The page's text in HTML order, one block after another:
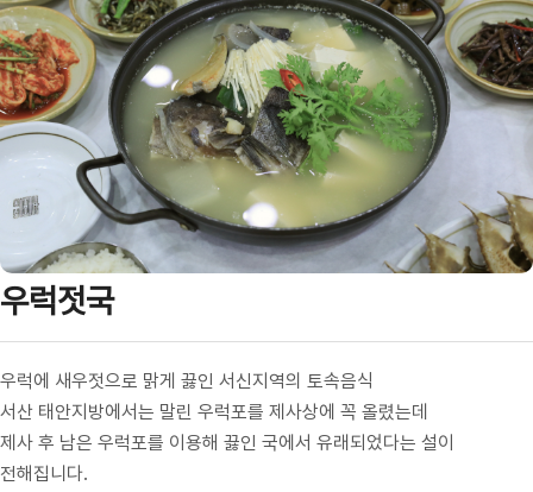
우럭젓국
우럭에 새우젓으로 맑게 끓인 서신지역의 토속음식
서산 태안지방에서는 말린 우럭포를 제사상에 꼭 올렸는데
제사 후 남은 우럭포를 이용해 끓인 국에서 유래되었다는 설이
전해집니다.